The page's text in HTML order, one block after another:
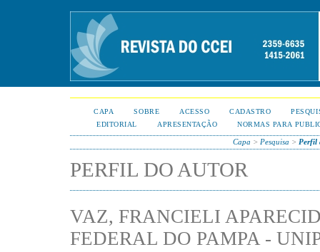
CAPA SOBRE ACESSO CADASTRO
EDITORIAL
APRESENTAÇÃO NORMAS PARA
Capa > Pesquisa > Perfil
PERFIL DO AUTOR
VAZ, FRANCIELI
FEDERAL DO PAMPA -